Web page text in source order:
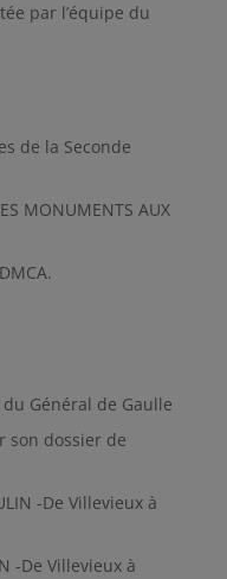
par l’équipe du
de la Seconde
MONUMENTS AUX
du Général de Gaulle
son dossier de
-De Villevieux à
-De Villevieux à